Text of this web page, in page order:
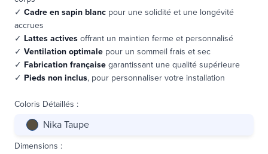
✓ Cadre en sapin blanc pour une solidité et une longévité
accrues
✓ Lattes activesoffrant un maintien ferme et personnalisé
✓ Ventilation optimale pour un sommeil frais et sec
✓ Fabrication françaisegarantissant une qualité supérieure
✓ Pieds non inclus, pour personnaliser votre installation
Coloris Détaillés :
Nika Taupe
Dimensions :